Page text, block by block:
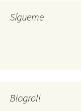
Sígueme
Blogroll